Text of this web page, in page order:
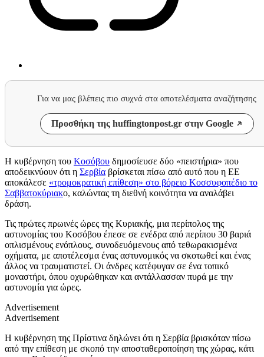
Για να μας βλέπεις πιο συχνά στα αποτελέσματα αναζήτησης
Προσθήκη της huffingtonpost.gr στην Google
Η κυβέρνηση του Κοσόβου δημοσίευσε δύο «πειστήρια» που
αποδεικνύουν ότι η Σερβία βρίσκεται πίσω από αυτό που η ΕΕ
αποκάλεσε «τρομοκρατική επίθεση» στο βόρειο Κοσσυφοπέδιο το
Σαββατοκύριακο, καλώντας τη διεθνή κοινότητα να αναλάβει
δράση.
Τις πρώτες πρωινές ώρες της Κυριακής, μια περίπολος της
αστυνομίας του Κοσόβου έπεσε σε ενέδρα από περίπου 30 βαριά
οπλισμένους ενόπλους, συνοδευόμενους από τεθωρακισμένα
οχήματα, με αποτέλεσμα ένας αστυνομικός να σκοτωθεί και ένας
άλλος να τραυματιστεί. Οι άνδρες κατέφυγαν σε ένα τοπικό
μοναστήρι, όπου οχυρώθηκαν και αντάλλασσαν πυρά με την
αστυνομία για ώρες.
Advertisement
Advertisement
Η κυβέρνηση της Πρίστινα δηλώνει ότι η Σερβία βρισκόταν πίσω
από την επίθεση με σκοπό την αποσταθεροποίηση της χώρας, κάτι